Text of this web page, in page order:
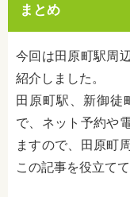
まとめ
今回は田原町駅周
紹介しました。
田原町駅、新御徒
で、ネット予約や
ますので、田原町
この記事を役立て